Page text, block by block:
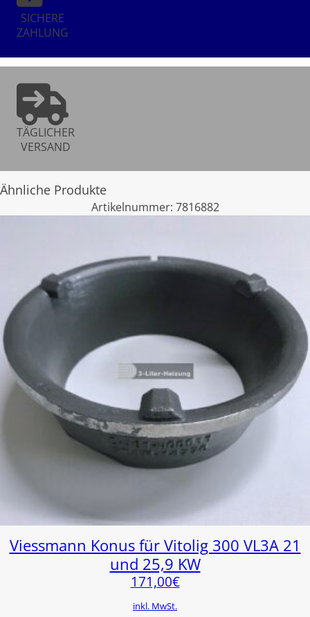
SICHERE
ZAHLUNG
TÄGLICHER
VERSAND
Ähnliche Produkte
Artikelnummer: 7816882
Viessmann Konus für Vitolig 300 VL3A 21
und 25,9 KW
171,00€
inkl. MwSt.